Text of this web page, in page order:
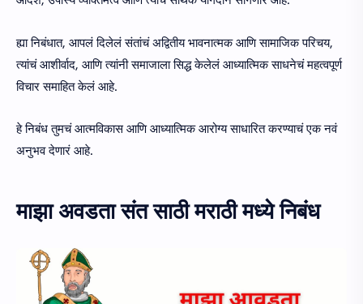
ह्या निबंधात, आपलं दिलेलं संतांचं अद्वितीय भावनात्मक आणि सामाजिक परिचय,
त्यांचं आशीर्वाद, आणि त्यांनी समाजाला सिद्ध केलेलं आध्यात्मिक साधनेचं महत्वपूर्ण
विचार समाहित केलं आहे.
हे निबंध तुमचं आत्मविकास आणि आध्यात्मिक आरोग्य साधारित करण्याचं एक नवं
अनुभव देणारं आहे.
माझा अवडता संत साठी मराठी मध्ये निबंध